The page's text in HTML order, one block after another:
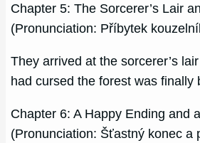
Chapter 5: The Sorcerer’s Lair
(Pronunciation: Příbytek
They arrived at the sorcerer’s
had cursed the forest was
Chapter 6: A Happy Ending and
(Pronunciation: Šťastný konec a